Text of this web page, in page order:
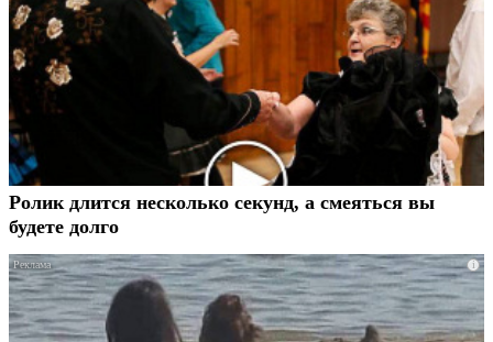
Ролик длится несколько секунд, а смеяться вы
будете долго
i